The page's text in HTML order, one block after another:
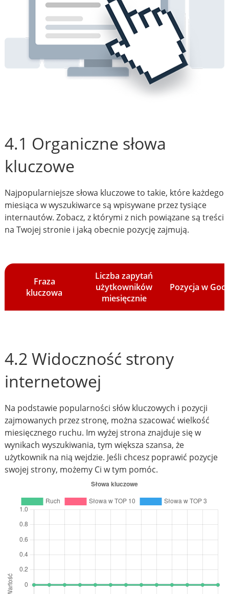
4.1 Organiczne słowa
kluczowe
Najpopularniejsze słowa kluczowe to takie, które każdego
miesiąca w wyszukiwarce są wpisywane przez tysiące
internautów. Zobacz, z którymi z nich powiązane są treści
na Twojej stronie i jaką obecnie pozycję zajmują.
Fraza
kluczowa
Liczba zapytań
użytkowników
miesięcznie
Pozycja w
4.2 Widoczność strony
internetowej
Na podstawie popularności słów kluczowych i pozycji
zajmowanych przez stronę, można szacować wielkość
miesięcznego ruchu. Im wyżej strona znajduje się w
wynikach wyszukiwania, tym większa szansa, że
użytkownik na nią wejdzie. Jeśli chcesz poprawić pozycje
swojej strony, możemy Ci w tym pomóc.